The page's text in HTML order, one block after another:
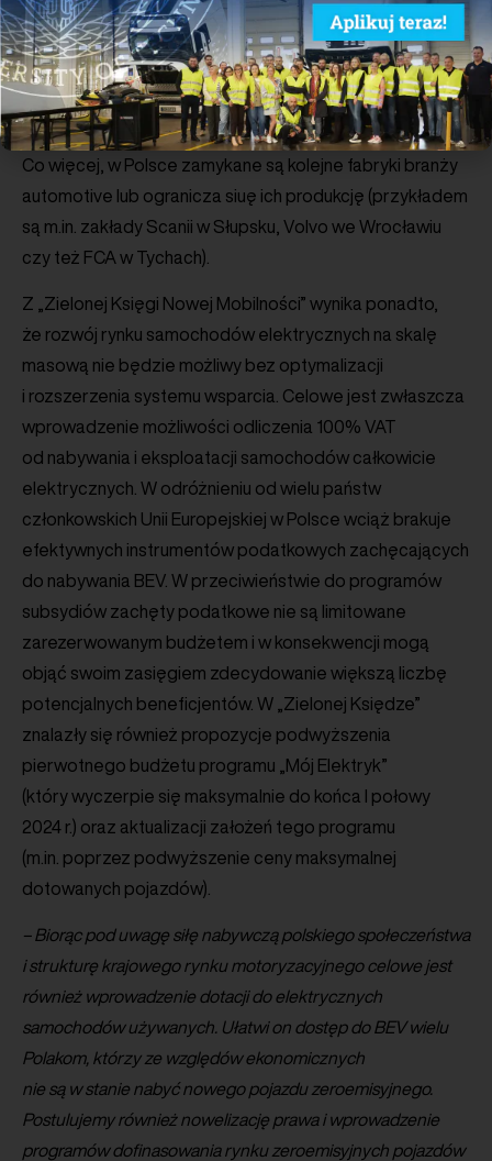
bardzo często regionu CEE. Zagrożona jest nawet
wiodąca pozycja Polski w obszarze baterii litowo-
jonowych. Wg danych BNEF do 2025 r. pod względem
mocy produkcyjnych wyprzedzą nas w Europie
nie tylko Niemcy czy Szwecja, ale również Węgry.
Co więcej, w Polsce zamykane są kolejne fabryki branży
automotive lub ogranicza siuę ich produkcję (przykładem
są m.in. zakłady Scanii w Słupsku, Volvo we Wrocławiu
czy też FCA w Tychach).
Z „Zielonej Księgi Nowej Mobilności” wynika ponadto,
że rozwój rynku samochodów elektrycznych na skalę
masową nie będzie możliwy bez optymalizacji
i rozszerzenia systemu wsparcia. Celowe jest zwłaszcza
wprowadzenie możliwości odliczenia 100% VAT
od nabywania i eksploatacji samochodów całkowicie
elektrycznych. W odróżnieniu od wielu państw
członkowskich Unii Europejskiej w Polsce wciąż brakuje
efektywnych instrumentów podatkowych zachęcających
do nabywania BEV. W przeciwieństwie do programów
subsydiów zachęty podatkowe nie są limitowane
zarezerwowanym budżetem i w konsekwencji mogą
objąć swoim zasięgiem zdecydowanie większą liczbę
potencjalnych beneficjentów. W „Zielonej Księdze”
znalazły się również propozycje podwyższenia
pierwotnego budżetu programu „Mój Elektryk”
(który wyczerpie się maksymalnie do końca I połowy
2024 r.) oraz aktualizacji założeń tego programu
(m.in. poprzez podwyższenie ceny maksymalnej
dotowanych pojazdów).
– Biorąc pod uwagę siłę nabywczą polskiego społeczeństwa
i strukturę krajowego rynku motoryzacyjnego celowe jest
również wprowadzenie dotacji do elektrycznych
samochodów używanych. Ułatwi on dostęp do BEV wielu
Polakom, którzy ze względów ekonomicznych
nie są w stanie nabyć nowego pojazdu zeroemisyjnego.
Postulujemy również nowelizację prawa i wprowadzenie
programów dofinasowania rynku zeroemisyjnych pojazdów